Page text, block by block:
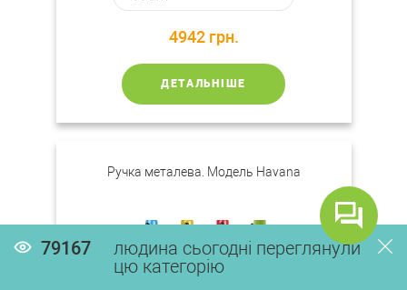
4942 грн.
ДЕТАЛЬНІШЕ
Ручка металева. Модель Havana
79167
людина сьогодні переглянули
цю категорію